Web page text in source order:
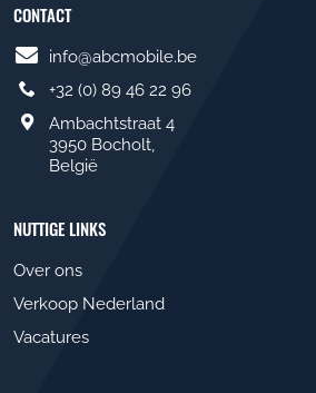
CONTACT
info@abcmobile.be
+32 (0) 89 46 22 96
Ambachtstraat 4
3950 Bocholt,
België
NUTTIGE LINKS
Over ons
Verkoop Nederland
Vacatures